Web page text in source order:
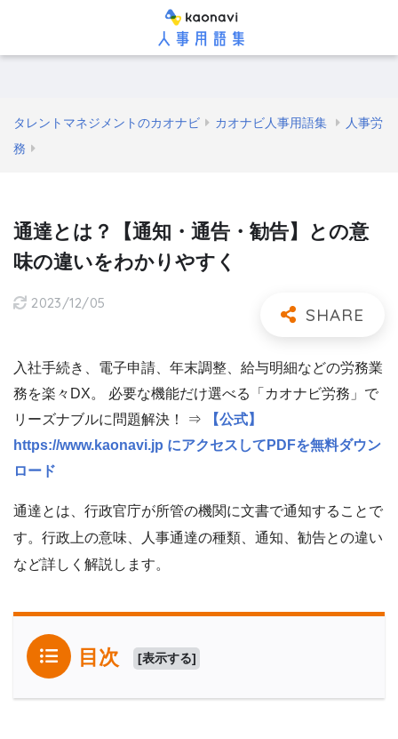
タレントマネジメントのカオナビ カオナビ人事用語集
人事労
務
通達とは？【通知・通告・勧告】との意
味の違いをわかりやすく
2023/12/05
入社手続き、電子申請、年末調整、給与明細などの労務業
務を楽々DX。 必要な機能だけ選べる「カオナビ労務」で
リーズナブルに問題解決！ ⇒
【公式】
https://www.kaonavi.jp にアクセスしてPDFを無料ダウン
ロード
通達とは、行政官庁が所管の機関に文書で通知することで
す。行政上の意味、人事通達の種類、通知、勧告との違い
など詳しく解説します。
目次 [表示する]